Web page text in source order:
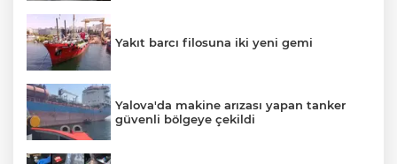
Yakıt barcı filosuna iki yeni gemi
Yalova'da makine arızası yapan tanker
güvenli bölgeye çekildi